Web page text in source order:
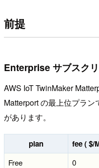
前提
Enterprise サブスク
AWS IoT TwinMaker
Matterport の最上位プラ
があります。
plan fee ( $/
Free 0